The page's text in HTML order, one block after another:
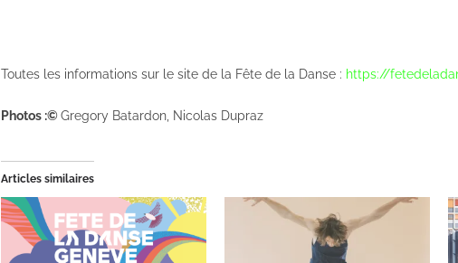
Toutes les informations sur le site de la Fête de la Danse : https://
Photos :©Gregory Batardon, Nicolas Dupraz
Articles similaires